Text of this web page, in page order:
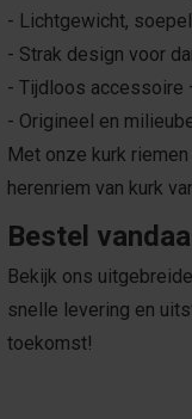
- Lichtgewicht,
- Strak design voor
- Tijdloos accessoire
- Origineel en
Met onze kurk
herenriem van kurk
Bestel
Bekijk ons
snelle levering en
toekomst!